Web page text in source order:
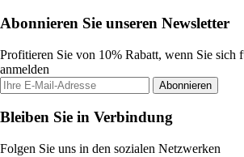
Abonnieren Sie unseren Newsletter
Profitieren Sie von 10% Rabatt, wenn Sie sich
anmelden
Abonnieren
Bleiben Sie in Verbindung
Folgen Sie uns in den sozialen Netzwerken